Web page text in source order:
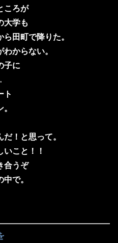
ころが
大学も
ら田町で降りた。
からない。
子に
ト
！と思って。
こと！！
合うぞ
で。